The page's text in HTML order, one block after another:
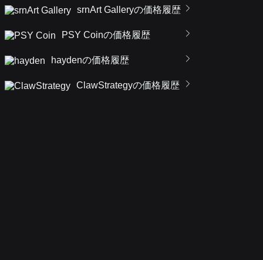
srnArt Galleryの価格履歴
PSY Coinの価格履歴
haydenの価格履歴
ClawStrategyの価格履歴